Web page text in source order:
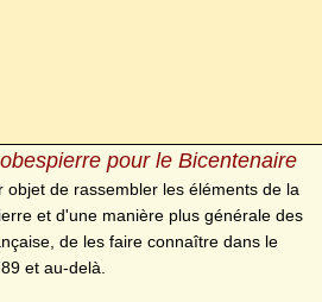
pour le Bicentenaire
objet de rassembler les éléments de la
et d'une manière plus générale des
de les faire connaître dans le
et au-delà.